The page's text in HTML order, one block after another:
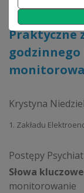
Padaczka
Praktyczne
Krystyna
1. Zakładu
Postępy
Słowa
monitorowanie